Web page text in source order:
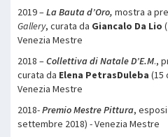
2019 –La Bauta d’Oro, mostra a
Gallery, curata da Giancalo Da Lio
Venezia Mestre
2018 –Collettiva di Natale D’E.M.,
curata da Elena PetrasDuleba (15
Venezia Mestre
2018-Premio Mestre Pittura,
settembre 2018) - Venezia Mestre